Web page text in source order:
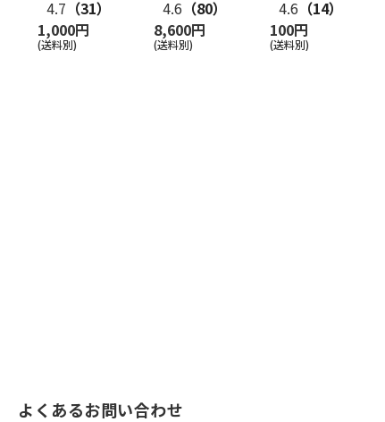
4.7 （31）
1,000円
(送料別)
4.6 （80）
8,600円
(送料別)
4.6 （14）
100円
(送料別)
よくあるお問い合わせ